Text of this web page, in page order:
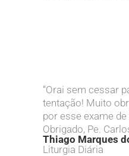
“Orai sem cessar
tentação! Muito
por esse exame
Obrigado, Pe.
Thiago Marques
Liturgia Diária